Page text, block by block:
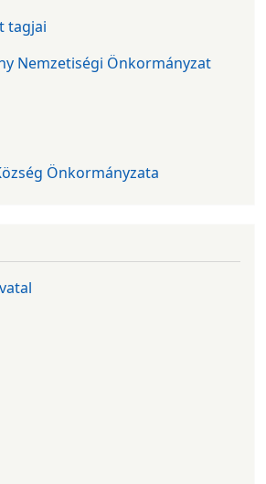
tagjai
Nemzetiségi Önkormányzat
Önkormányzata